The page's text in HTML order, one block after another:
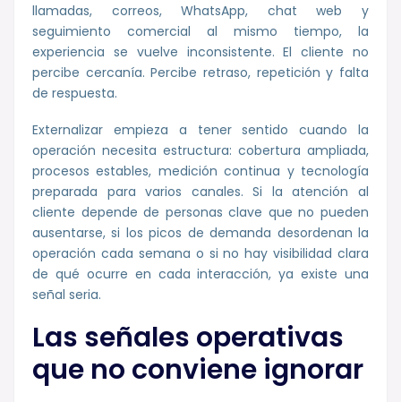
llamadas, correos, WhatsApp, chat web y
seguimiento comercial al mismo tiempo, la
experiencia se vuelve inconsistente. El cliente no
percibe cercanía. Percibe retraso, repetición y falta
de respuesta.
Externalizar empieza a tener sentido cuando la
operación necesita estructura: cobertura ampliada,
procesos estables, medición continua y tecnología
preparada para varios canales. Si la atención al
cliente depende de personas clave que no pueden
ausentarse, si los picos de demanda desordenan la
operación cada semana o si no hay visibilidad clara
de qué ocurre en cada interacción, ya existe una
señal seria.
Las señales operativas
que no conviene ignorar